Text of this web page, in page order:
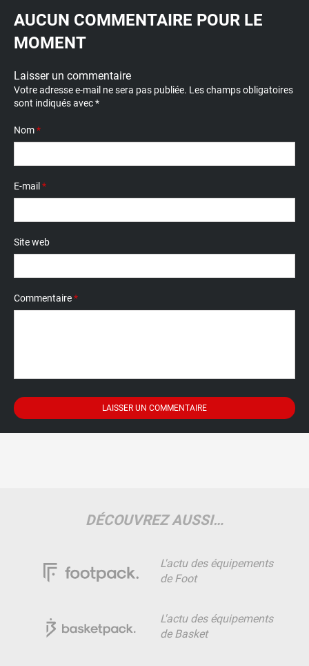
AUCUN COMMENTAIRE POUR LE
MOMENT
Laisser un commentaire
Votre adresse e-mail ne sera pas publiée. Les champs obligatoires
sont indiqués avec*
Nom*
E-mail *
Site web
Commentaire*
DÉCOUVREZ AUSSI…
L'actu des équipements
de Foot
L'actu des équipements
de Basket